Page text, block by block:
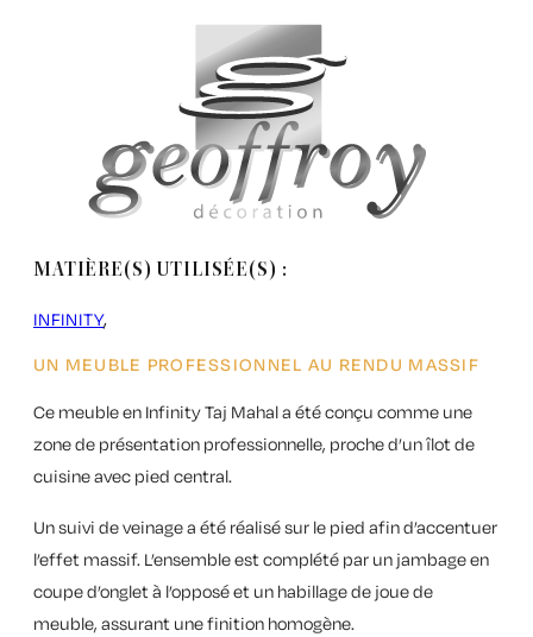
MATIÈRE(S) UTILISÉE(S) :
INFINITY
UN MEUBLE PROFESSIONNEL AU RENDU MASSIF
Ce meuble en Infinity Taj Mahala été conçu comme une
zone de présentation professionnelle, proche d’un îlot de
cuisine avec pied central.
Unsuivi de veinagea été réalisé sur le pied afin d’accentuer
l’effet massif. L’ensemble est complété par un jambage en
coupe d’onglet à l’opposé et un habillage de joue de
meuble, assurant une finition homogène.